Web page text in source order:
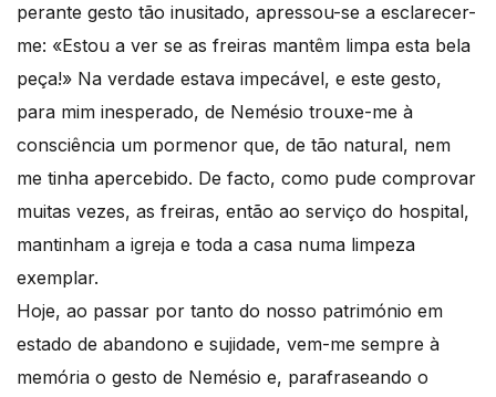
perante gesto tão inusitado, apressou-se a esclarecer-
me: «Estou a ver se as freiras mantêm limpa esta bela
peça!» Na verdade estava impecável, e este gesto,
para mim inesperado, de Nemésio trouxe-me à
consciência um pormenor que, de tão natural, nem
me tinha apercebido. De facto, como pude comprovar
muitas vezes, as freiras, então ao serviço do hospital,
mantinham a igreja e toda a casa numa limpeza
exemplar.
Hoje, ao passar por tanto do nosso património em
estado de abandono e sujidade, vem-me sempre à
memória o gesto de Nemésio e, parafraseando o